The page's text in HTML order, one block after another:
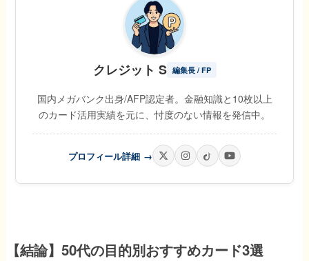
クレジット S 編集長 / FP
国内メガバンク出身/AFP認定者。金融知識と10枚以上
のカード活用実績を元に、忖度のない情報を発信中。
プロフィール詳細 →
【結論】50代の目的別おすすめカード3選